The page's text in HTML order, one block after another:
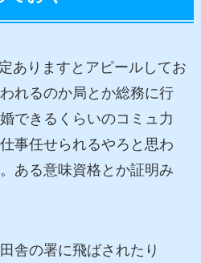
ありますとアピールしてお
れるのか局とか総務に行
できるくらいのコミュ力
事任せられるやろと思わ
ある意味資格とか証明み
舎の署に飛ばされたり